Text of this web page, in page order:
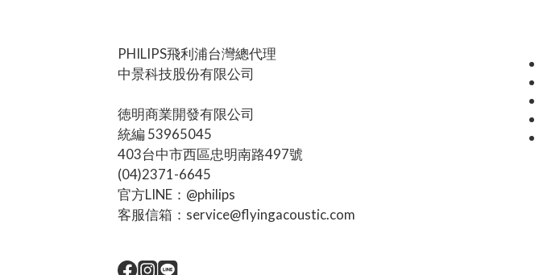
PHILIPS飛利浦台灣總代理
中景科技股份有限公司
徳明商業開發有限公司
統編 53965045
403台中市西區忠明南路497號
(04)2371-6645
官方LINE：@philips
客服信箱：service@flyingacoustic.com